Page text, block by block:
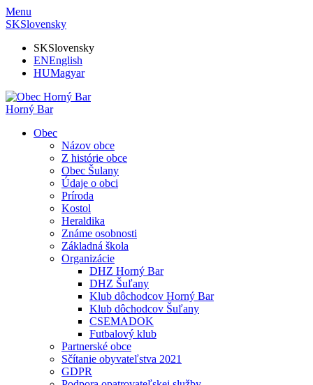
Menu
SKSlovensky
SKSlovensky
ENEnglish
HUMagyar
Horný Bar
Obec
Názov obce
Z histórie obce
Obec Šulany
Údaje o obci
Príroda
Kostol
Heraldika
Známe osobnosti
Základná škola
Organizácie
DHZ Horný Bar
DHZ Šuľany
Klub dôchodcov Horný Bar
Klub dôchodcov Šuľany
CSEMADOK
Futbalový klub
Partnerské obce
Sčítanie obyvateľstva 2021
GDPR